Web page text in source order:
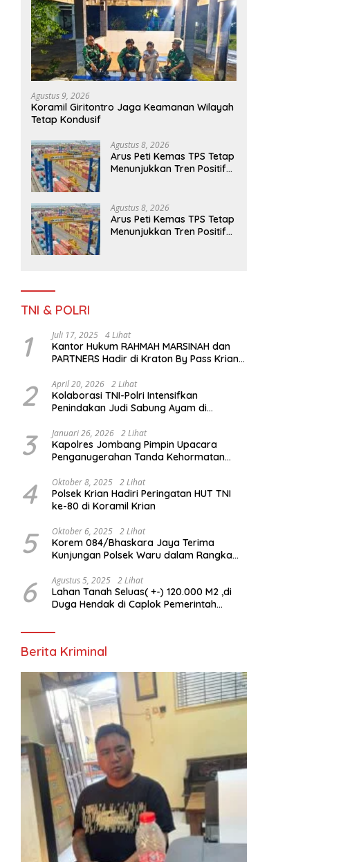
Agustus 9, 2026
Koramil Giritontro Jaga Keamanan Wilayah
Tetap Kondusif
Agustus 8, 2026
Arus Peti Kemas TPS Tetap
Menunjukkan Tren Positif
Agustus 8, 2026
Arus Peti Kemas TPS Tetap
Menunjukkan Tren Positif
TNI & POLRI
1 Juli 17, 2025 4 Lihat
Kantor Hukum RAHMAH MARSINAH dan
PARTNERS Hadir di Kraton By Pass Krian
2 April 20, 2026 2 Lihat
Kolaborasi TNI-Polri Intensifkan
Penindakan Judi Sabung Ayam di
3 Januari 26, 2026 2 Lihat
Kapolres Jombang Pimpin Upacara
Penganugerahan Tanda Kehormatan
Polri
4 Oktober 8, 2025 2 Lihat
Polsek Krian Hadiri Peringatan HUT TNI
ke-80 di Koramil Krian
5 Oktober 6, 2025 2 Lihat
Korem 084/Bhaskara Jaya Terima
Kunjungan Polsek Waru dalam Rangka
6 Agustus 5, 2025 2 Lihat
Lahan Tanah Seluas( +-) 120.000 M2 ,di
Duga Hendak di Caplok Pemerintah
Berita Kriminal